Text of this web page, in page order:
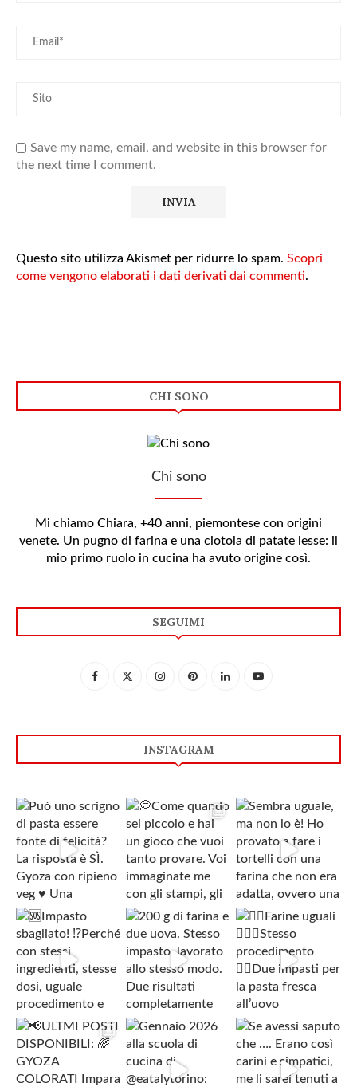
Save my name, email, and website in this browser for
the next time I comment.
Questo sito utilizza Akismet per ridurre lo spam. Scopri
come vengono elaborati i dati derivati dai commenti.
CHI SONO
Chi sono
Mi chiamo Chiara, +40 anni, piemontese con origini
venete. Un pugno di farina e una ciotola di patate lesse: il
mio primo ruolo in cucina ha avuto origine così.
SEGUIMI
INSTAGRAM